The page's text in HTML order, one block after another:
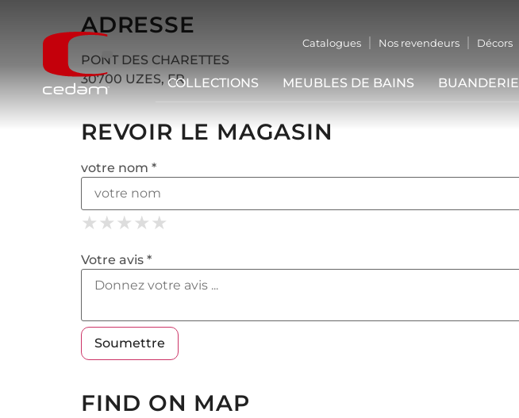
Catalogues Nos revendeurs Décors
COLLECTIONS MEUBLES DE BAINS BUANDERIE
ADRESSE
PONT DES CHARETTES
30700 UZES, FR
REVOIR LE MAGASIN
votre nom *
★
★ ★
★ ★ ★
★ ★ ★ ★
★ ★ ★ ★ ★
Votre avis *
FIND ON MAP